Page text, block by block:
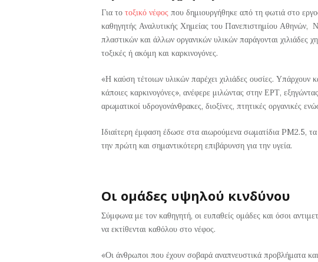
Για το τοξικό νέφος που δημιουργήθηκε από τη φωτιά στο
καθηγητής Αναλυτικής Χημείας του Πανεπιστημίου Αθηνών,
πλαστικών και άλλων οργανικών υλικών παράγονται χιλιάδες
τοξικές ή ακόμη και καρκινογόνες.
«Η καύση τέτοιων υλικών παρέχει χιλιάδες ουσίες. Υπάρχουν
κάποιες καρκινογόνες», ανέφερε μιλώντας στην ΕΡΤ,
αρωματικοί υδρογονάνθρακες, διοξίνες, πτητικές οργανικές
Ιδιαίτερη έμφαση έδωσε στα αιωρούμενα σωματίδια PM2.5,
την πρώτη και σημαντικότερη επιβάρυνση για την υγεία.
Οι ομάδες υψηλού κινδύνου
Σύμφωνα με τον καθηγητή, οι ευπαθείς ομάδες και όσοι
να εκτίθενται καθόλου στο νέφος.
«Οι άνθρωποι που έχουν σοβαρά αναπνευστικά προβλήματα